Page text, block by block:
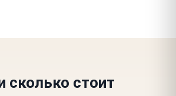
сколько стоит